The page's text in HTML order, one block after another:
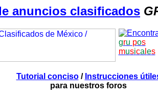
anuncios clasificados
gru pos
musica es
Tutorial conciso/ Instrucciones
para nuestros foros